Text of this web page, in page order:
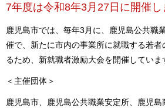
7年度は令和8年3月27日に開催し
鹿児島市では、毎年3月に、鹿児島公共職
催で、新たに市内の事業所に就職する若
るため、新就職者激励大会を開催していま
＜主催団体＞
鹿児島市、鹿児島公共職業安定所、鹿児